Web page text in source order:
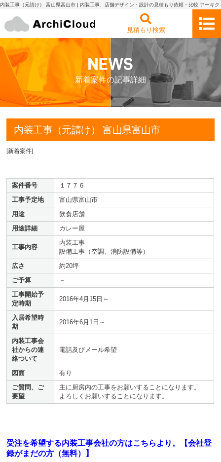
内装工事（元請け） 富山県富山市 | 内装工事、店舗デザイン・設計の見積もり依頼・比較 アーキク
見積もり検索
新着案件の記事詳細
内装工事（元請け） 富山県富山市
[新着案件]
案件番号
１７７６
工事予定地
富山県富山市
用途
飲食店舗
用途詳細
カレー屋
工事内容
内装工事
設備工事（空調、消防設備等）
広さ
約20坪
ご予算
－
工事開始予
定時期
2016年4月15日～
入居希望時
期
2016年6月1日～
内装工事会
社からの連
絡ついて
電話及びメール希望
図面
有り
ご質問、ご
要望
主に厨房内の工事をお願いすることになります。
よろしくお願いすることになります。
受注を希望する内装工事会社の方はこちらより。【会社登
録がまだの方（無料）】